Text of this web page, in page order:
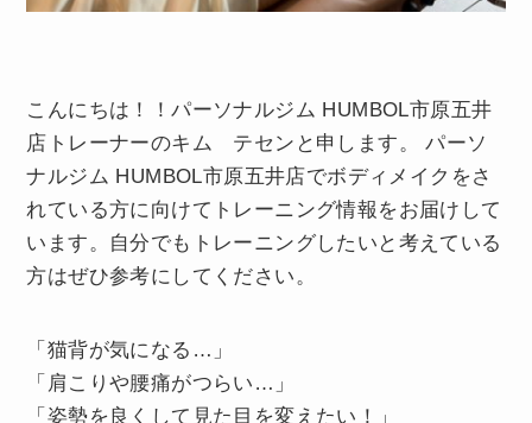
こんにちは！！パーソナルジム HUMBOL市原五井
店トレーナーのキム テセンと申します。 パーソ
ナルジム HUMBOL市原五井店でボディメイクをさ
れている方に向けてトレーニング情報をお届けして
います。自分でもトレーニングしたいと考えている
方はぜひ参考にしてください。
「猫背が気になる…」
「肩こりや腰痛がつらい…」
「姿勢を良くして見た目を変えたい！」